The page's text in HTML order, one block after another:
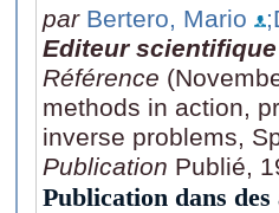
par Bertero, Mario
Editeur scientifique
Référence
methods in action,
inverse problems,
Publication Publié,
Publication dans des